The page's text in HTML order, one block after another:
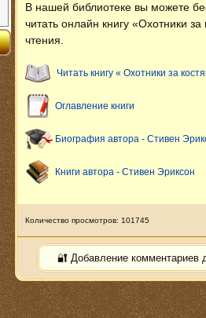
В нашей библиотеке вы можете
читать онлайн книгу «Охотники
чтения.
Читать книгу « Охотники за
Оглавление книги
Биография автора - Стивен
Книги автора - Стивен Эриксон
Количество просмотров: 101745
🔐 Добавление комментариев